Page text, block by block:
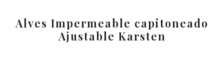
Alves Impermeable capitoneado
Ajustable Karsten